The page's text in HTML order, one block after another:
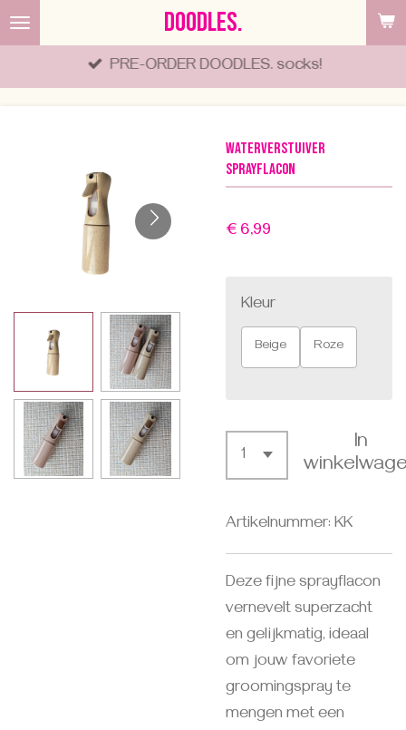
Ga
direct
DOODLES.
PRE-ORDER DOODLES. socks!
Waterverstuiver
sprayflacon
€ 6,99
Kleur
Beige Roze
In
Artikelnummer: KK
Deze fijne sprayflacon
vernevelt superzacht
en gelijkmatig, ideaal
om jouw favoriete
groomingspray te
mengen met een